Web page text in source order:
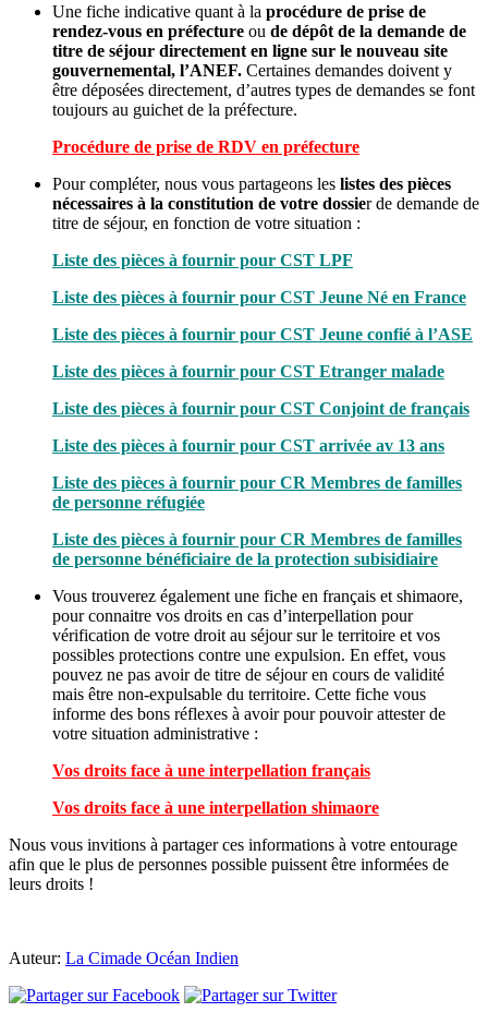
Une fiche indicative quant à la procédure de prise de
rendez-vous en préfecture ou de dépôt de la demande de
titre de séjour directement en ligne sur le nouveau site
gouvernemental, l’ANEF. Certaines demandes doivent y
être déposées directement, d’autres types de demandes se font
toujours au guichet de la préfecture.
Procédure de prise de RDV en préfecture
Pour compléter, nous vous partageons les listes des pièces
nécessaires à la constitution de votre dossier de demande de
titre de séjour, en fonction de votre situation :
Liste des pièces à fournir pour CST LPF
Liste des pièces à fournir pour CST Jeune Né en France
Liste des pièces à fournir pour CST Jeune confié à l’ASE
Liste des pièces à fournir pour CST Etranger malade
Liste des pièces à fournir pour CST Conjoint de français
Liste des pièces à fournir pour CST arrivée av 13 ans
Liste des pièces à fournir pour CR Membres de familles
de personne réfugiée
Liste des pièces à fournir pour CR Membres de familles
de personne bénéficiaire de la protection subisidiaire
Vous trouverez également une fiche en français et shimaore,
pour connaitre vos droits en cas d’interpellation pour
vérification de votre droit au séjour sur le territoire et vos
possibles protections contre une expulsion. En effet, vous
pouvez ne pas avoir de titre de séjour en cours de validité
mais être non-expulsable du territoire. Cette fiche vous
informe des bons réflexes à avoir pour pouvoir attester de
votre situation administrative :
Vos droits face à une interpellation français
Vos droits face à une interpellation shimaore
Nous vous invitions à partager ces informations à votre entourage
afin que le plus de personnes possible puissent être informées de
leurs droits !
Auteur: La Cimade Océan Indien